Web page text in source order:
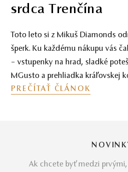
bez
Odborný pohľad na investičné
marketingových obalov. Ako
hodnotu, vyhnúť sa preplateniu
rozumom.
PREČÍTAŤ ČLÁNOK
Ak chcete byť medzi